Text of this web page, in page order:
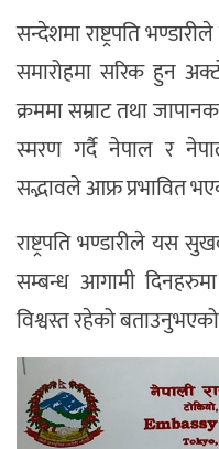
सन्देशमा राष्ट्रपति
समारोहमा सरिक हुन
क्रममा सम्राट तथा
स्मरण गर्दै नेपाल र
सद्भावले आफ्र प्रभावित
राष्ट्रपति भण्डारीले यस
सम्बन्ध आगामी
विश्वस्त रहेको